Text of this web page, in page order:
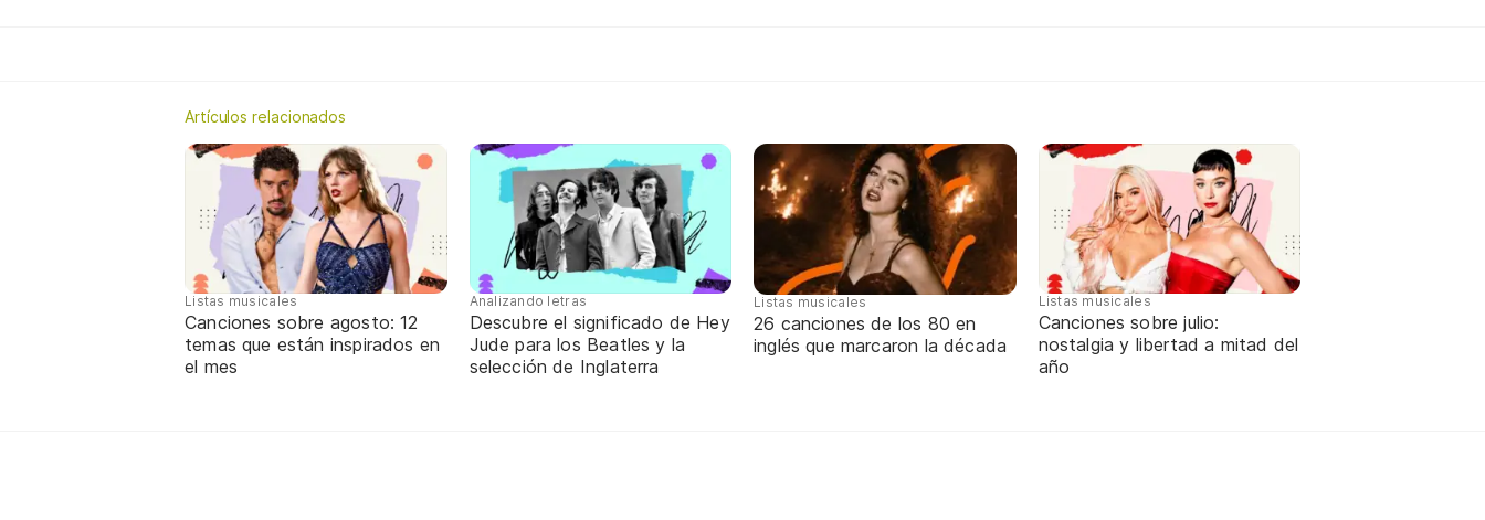
Artículos relacionados
Listas musicales
Canciones sobre agosto: 12
temas que están inspirados en
el mes
Analizando letras
Descubre el significado de Hey
Jude para los Beatles y la
selección de Inglaterra
Listas musicales
26 canciones de los 80 en
inglés que marcaron la década
Listas musicales
Canciones sobre julio:
nostalgia y libertad a mitad del
año